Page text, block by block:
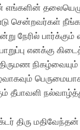
எங்களின்
சென்றவர்கள்
நேரில் பார்க்கும்
எனக்கு
தீபாவளி
திரு